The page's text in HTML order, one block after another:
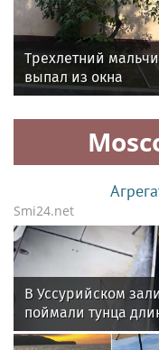
Колумбии выросло
55 человек
Трехлетний
выпал из окна
квартиры в центре
Москвы
Smi24.net
В Уссурийском
поймали тунца
более двух метров